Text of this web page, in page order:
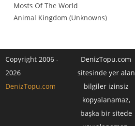
Mosts Of The World
Animal Kingdom (Unknowns)
Copyright 2006 -
2026
DenizTopu.com
DenizTopu.com
sitesinde yer alan
bilgiler izinsiz
kopyalanamaz,
başka bir sitede